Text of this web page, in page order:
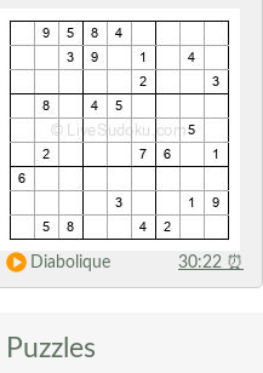
Diabolique 30:22 ⏰
Puzzles